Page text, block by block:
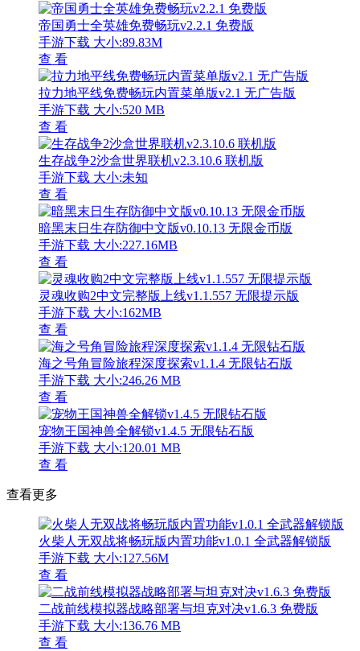
帝国勇士全英雄免费畅玩v2.2.1 免费版
手游下载 大小:89.83M
查 看
拉力地平线免费畅玩内置菜单版v2.1 无广告版
手游下载 大小:520 MB
查 看
生存战争2沙盒世界联机v2.3.10.6 联机版
手游下载 大小:未知
查 看
暗黑末日生存防御中文版v0.10.13 无限金币版
手游下载 大小:227.16MB
查 看
灵魂收购2中文完整版上线v1.1.557 无限提示版
手游下载 大小:162MB
查 看
海之号角冒险旅程深度探索v1.1.4 无限钻石版
手游下载 大小:246.26 MB
查 看
宠物王国神兽全解锁v1.4.5 无限钻石版
手游下载 大小:120.01 MB
查 看
查看更多
火柴人无双战将畅玩版内置功能v1.0.1 全武器解锁版
手游下载 大小:127.56M
查 看
二战前线模拟器战略部署与坦克对决v1.6.3 免费版
手游下载 大小:136.76 MB
查 看